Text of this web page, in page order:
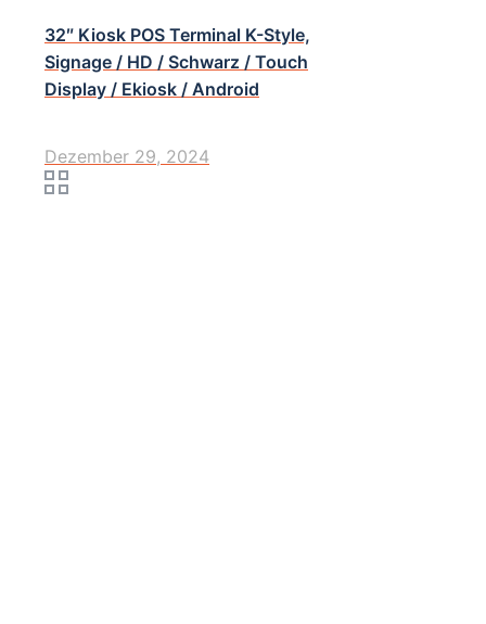
32″ Kiosk POS Terminal K-Style,
Signage / HD / Schwarz / Touch
Display / Ekiosk / Android
Dezember 29, 2024